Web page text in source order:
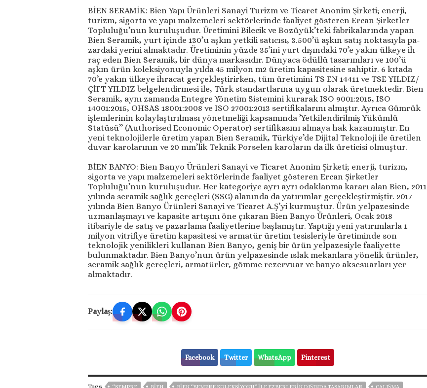
BİEN SERAMİK: Bien Yapı Ürünleri Sanayi Turizm ve Ticaret Anonim Şirketi; enerji,
turizm, sigorta ve yapı malzemeleri sektörlerinde faaliyet gösteren Ercan Şirketler
Topluluğu’nun kuruluşudur. Üre­ti­mini Bi­le­cik ve Bo­zü­yü­k’­teki fab­ri­ka­la­rın­da ya­pan
Bien Seramik, yur­t i­çin­de 130’u aş­kın yet­ki­li sa­tı­cı­sı, 3.500’ü aş­kın sa­tış nok­ta­sıy­la pa­
zardaki ye­ri­ni al­mak­ta­dır. Üretiminin yüz­de 35’ini yurt dı­şın­daki 70’e yakın ül­ke­ye ih­
raç eden Bien Seramik, bir dünya markasıdır. Dünyaca ödüllü tasarımları ve 100’ü
aşkın ürün koleksiyonuyla yılda 45 milyon m2 üretim kapasitesine sahiptir. 6 kıtada
70’e yakın ülkeye ihracat gerçekleştirirken, tüm üretimini TS EN 14411 ve TSE YILDIZ/
ÇİFT YILDIZ belgelendirmesi ile, Türk standartlarına uygun olarak üretmektedir. Bien
Seramik, aynı zamanda Entegre Yönetim Sistemini kurarak ISO 9001:2015, ISO
14001:2015, OHSAS 18001:2008 ve ISO 27001:2013 sertifikalarını almıştır. Ayrıca Gümrük
işlemlerinin kolaylaştırılması yönetmeliği kapsamında ’Yetkilendirilmiş Yükümlü
Statüsü’’ (Authorised Economic Operator) sertifikasını almaya hak kazanmıştır. En
yeni teknolojilerle üretim yapan Bien Seramik, Türkiye’de Dijital Teknoloji ile üretilen
duvar karolarının ve 20 mm’lik Teknik Porselen karoların da ilk üreticisi olmuştur.
BİEN BANYO: Bien Banyo Ürünleri Sanayi ve Ticaret Anonim Şirketi; enerji, turizm,
sigorta ve yapı malzemeleri sektörlerinde faaliyet gösteren Ercan Şirketler
Topluluğu’nun kuruluşudur. Her kategoriye ayrı ayrı odaklanma kararı alan Bien, 2011
yılında seramik sağlık gereçleri (SSG) alanında da yatırımlar gerçekleştirmiştir. 2017
yılında Bien Banyo Ürünleri Sanayi ve Ticaret A.Ş’yi kurmuştur. Ürün yelpazesinde
uzmanlaşmayı ve kapasite artışını öne çıkaran Bien Banyo Ürünleri, Ocak 2018
itibariyle de satış ve pazarlama faaliyetlerine başlamıştır. Yaptığı yeni yatırımlarla 1
milyon vitrifiye üretim kapasitesi ve armatür üretim tesisleriyle üretiminde son
teknolojik yenilikleri kullanan Bien Banyo, geniş bir ürün yelpazesiyle faaliyette
bulunmaktadır. Bien Banyo’nun ürün yelpazesinde ıslak mekanlara yönelik ürünler,
seramik sağlık gereçleri, armatürler, gömme rezervuar ve banyo aksesuarları yer
almaktadır.
Paylaş:
Facebook Twitter WhatsApp Pinterest
Tags